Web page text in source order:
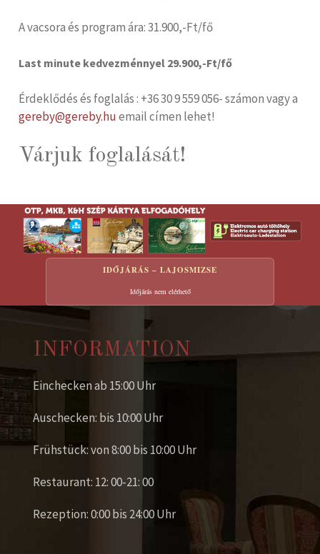
A vacsora és program ára: 31.900,-Ft/fő
Last minute kedvezménnyel 29.900,-Ft/fő
Érdeklődés és foglalás : +36 30 9 559 056- számon vagy a
gereby@gereby.huemail címen lehet!
Várjuk foglalását!
IDŐJÁRÁS – LAJOSMIZSE
Időjárás nem elérhető
INFORMATION
Einchecken ab 15:00 Uhr
Auschecken: bis 10:00 Uhr
Frühstück: von 8:00 bis 10:00 Uhr
Restaurant: 12: 00-21: 00
Rezeption: 0:00 bis 24:00 Uhr